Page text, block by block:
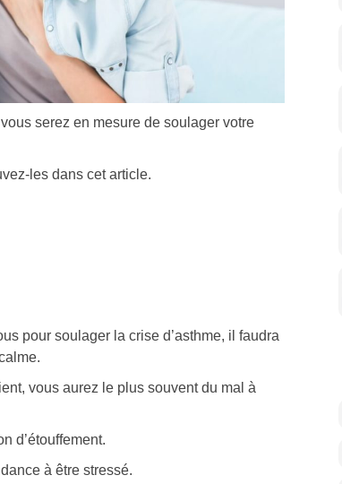
serez en mesure de soulager votre
les dans cet article.
pour soulager la crise d’asthme, il faudra
vous aurez le plus souvent du mal à
d’étouffement.
à être stressé.